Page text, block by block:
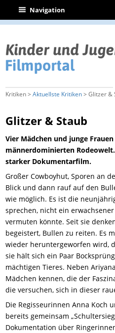
| Navigation
Kritiken >Aktuellste Kritiken> Glitzer &
Glitzer & Staub
Vier Mädchen und junge
männerdominierten
starker Dokumentarfilm.
Großer Cowboyhut, Sporen an
Blick und dann rauf auf den
wie möglich. Es ist die neun
sprechen, nicht ein
vermuten könnte. Seit sie
begeistert, Bullen zu reiten. Es
wieder heruntergeworfen wird,
sie hält sich ein Paar
mächtigen Tieres. NebenAriyana
Mädchen kennen, die der
die versuchen, sich in dieser
Die Regisseurinnen Anna Koch
bereits gemeinsam
Dokumentation über